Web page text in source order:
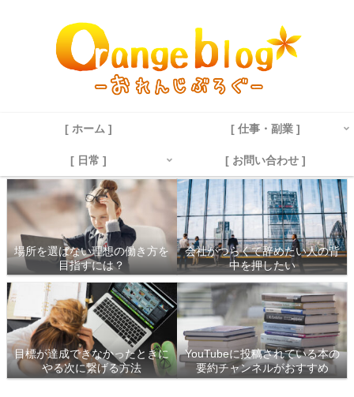
[ ホーム ] [ 仕事・副業 ]
[ 日常 ] [ お問い合わせ ]
場所を選ばない理想の働き方を
目指すには？
会社がつらくて辞めたい人の背
中を押したい
目標が達成できなかったときに
やる次に繋げる方法
YouTubeに投稿されている本の
要約チャンネルがおすすめ